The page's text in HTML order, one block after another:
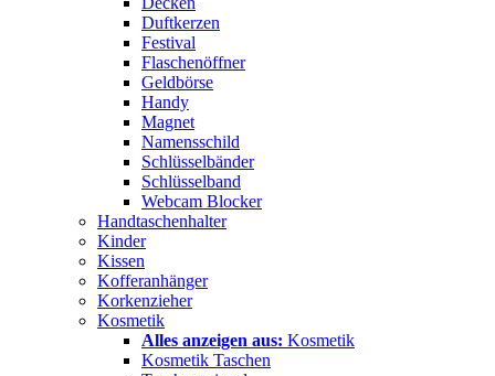
Duftkerzen
Festival
Flaschenöffner
Geldbörse
Handy
Magnet
Namensschild
Schlüsselbänder
Schlüsselband
Webcam Blocker
Handtaschenhalter
Kinder
Kissen
Kofferanhänger
Korkenzieher
Kosmetik
Alles anzeigen aus: Kosmetik
Kosmetik Taschen